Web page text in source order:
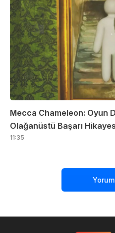
Mecca Chameleon: Oyun
Olağanüstü Başarı
11:35